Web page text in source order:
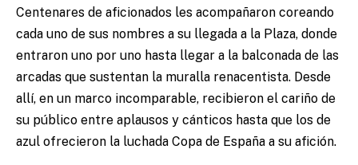
Centenares de aficionados les acompañaron coreando
cada uno de sus nombres a su llegada a la Plaza, donde
entraron uno por uno hasta llegar a la balconada de las
arcadas que sustentan la muralla renacentista. Desde
allí, en un marco incomparable, recibieron el cariño de
su público entre aplausos y cánticos hasta que los de
azul ofrecieron la luchada Copa de España a su afición.